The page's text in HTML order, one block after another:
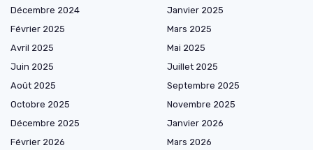
Décembre 2024
Janvier 2025
Février 2025
Mars 2025
Avril 2025
Mai 2025
Juin 2025
Juillet 2025
Août 2025
Septembre 2025
Octobre 2025
Novembre 2025
Décembre 2025
Janvier 2026
Février 2026
Mars 2026